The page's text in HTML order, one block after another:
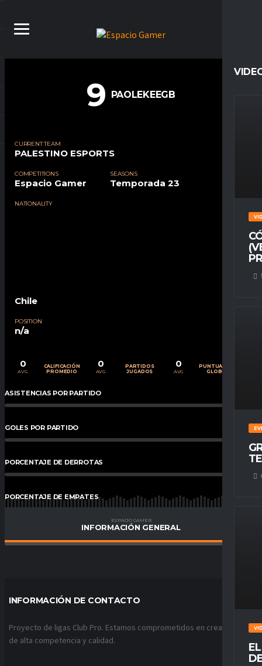
9 PAOLEKEEGB
CURRENT TEAM
PALESTINO ESPORTS
COMPETITIONS
Espacio Gamer
SEASONS
Temporada 23
NATIONALITY
Chile
POSITION
n/a
0
AVG
CALIFICACIÓN
PROMEDIO
0
AVG
PARTIDOS
JUGADOS
0
AVG
PUNTUACIÓN
GLOBAL
ASISTENCIAS POR PARTIDO
GOLES POR PARTIDO %
PORCENTAJE DE DERROTAS %
PORCENTAJE DE EMPATES
PORCENTAJE DE VICTORIAS
ESPACIO GAMER
INFORMACIÓN GENERAL
INFORMACIÓN DE CONTACTO
Proyecto de ligas Club Pro. Estamos comprometidos en crear ligas
de alta competencia y calidad.